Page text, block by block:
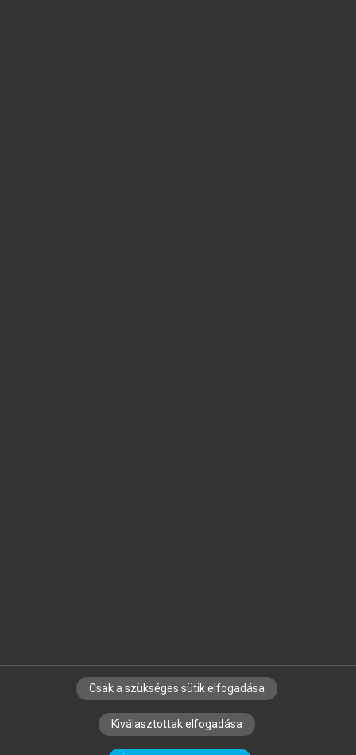
SZERZŐKNEK CÉGEKNEK KÖNYVTÁROSOKNAK
SZERKESZTÉSI ÉS LEKTORÁLÁSI ALAPELVEK
Csak a szükséges sütik elfogadása
Kiválasztottak elfogadása